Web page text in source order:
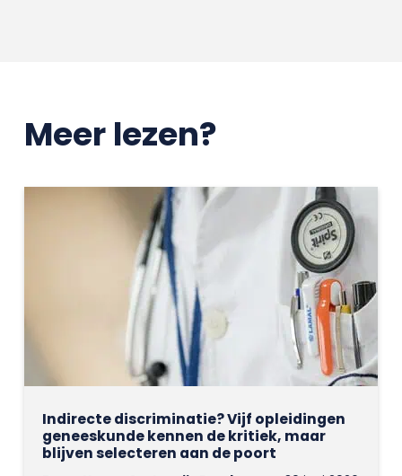
Meer lezen?
Indirecte discriminatie? Vijf opleidingen
geneeskunde kennen de kritiek, maar
blijven selecteren aan de poort